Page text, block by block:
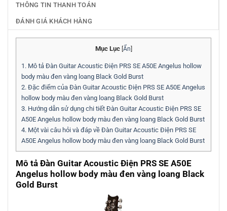
THÔNG TIN THANH TOÁN
ĐÁNH GIÁ KHÁCH HÀNG
Mục Lục [Ẩn]
1. Mô tả Đàn Guitar Acoustic Điện PRS SE A50E Angelus hollow
body màu đen vàng loang Black Gold Burst
2. Đặc điểm của Đàn Guitar Acoustic Điện PRS SE A50E Angelus
hollow body màu đen vàng loang Black Gold Burst
3. Hướng dẫn sử dụng chi tiết Đàn Guitar Acoustic Điện PRS SE
A50E Angelus hollow body màu đen vàng loang Black Gold Burst
4. Một vài câu hỏi và đáp về Đàn Guitar Acoustic Điện PRS SE
A50E Angelus hollow body màu đen vàng loang Black Gold Burst
Mô tả Đàn Guitar Acoustic Điện PRS SE A50E
Angelus hollow body màu đen vàng loang Black
Gold Burst